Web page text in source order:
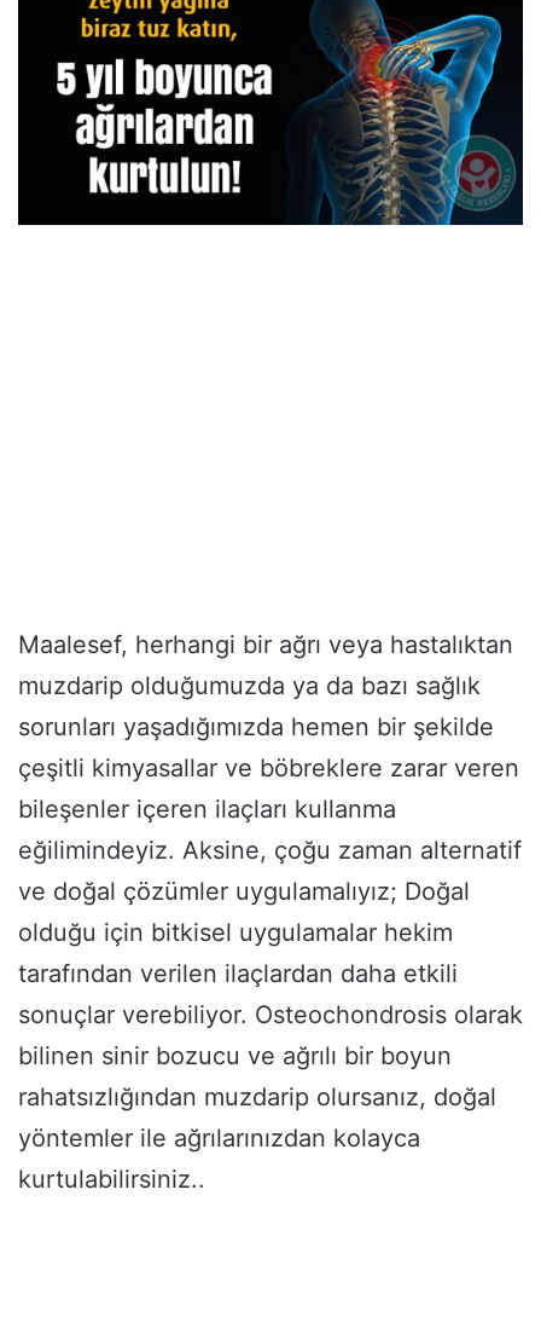
Maalesef, herhangi bir ağrı veya hastalıktan
muzdarip olduğumuzda ya da bazı sağlık
sorunları yaşadığımızda hemen bir şekilde
çeşitli kimyasallar ve böbreklere zarar veren
bileşenler içeren ilaçları kullanma
eğilimindeyiz. Aksine, çoğu zaman alternatif
ve doğal çözümler uygulamalıyız; Doğal
olduğu için bitkisel uygulamalar hekim
tarafından verilen ilaçlardan daha etkili
sonuçlar verebiliyor. Osteochondrosis olarak
bilinen sinir bozucu ve ağrılı bir boyun
rahatsızlığından muzdarip olursanız, doğal
yöntemler ile ağrılarınızdan kolayca
kurtulabilirsiniz..